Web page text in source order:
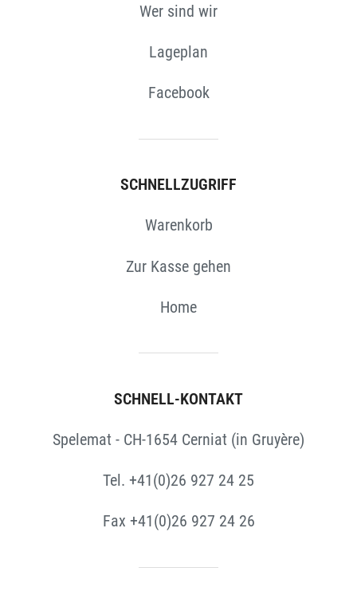
Wer sind wir
Lageplan
Facebook
SCHNELLZUGRIFF
Warenkorb
Zur Kasse gehen
Home
SCHNELL-KONTAKT
Spelemat - CH-1654 Cerniat (in Gruyère)
Tel. +41(0)26 927 24 25
Fax +41(0)26 927 24 26